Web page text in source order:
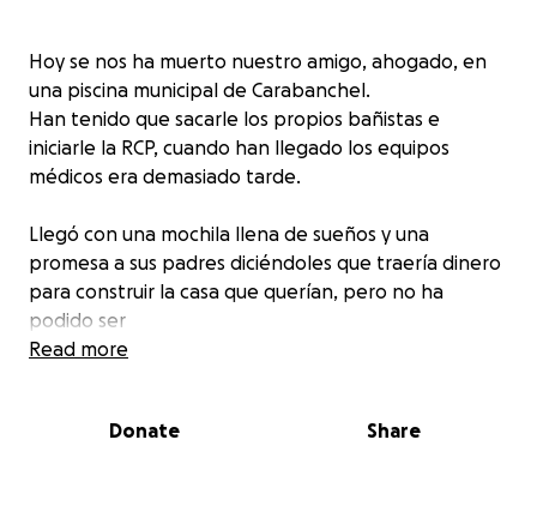
Hoy se nos ha muerto nuestro amigo, ahogado, en
una piscina municipal de Carabanchel.
Han tenido que sacarle los propios bañistas e
iniciarle la RCP, cuando han llegado los equipos
médicos era demasiado tarde.
Llegó con una mochila llena de sueños y una
promesa a sus padres diciéndoles que traería dinero
para construir la casa que querían, pero no ha
podido ser
Ha alzado el vuelo antes de tiempo y ahora el
La familia no tiene los recursos necesarios para
Read more
Donate Share